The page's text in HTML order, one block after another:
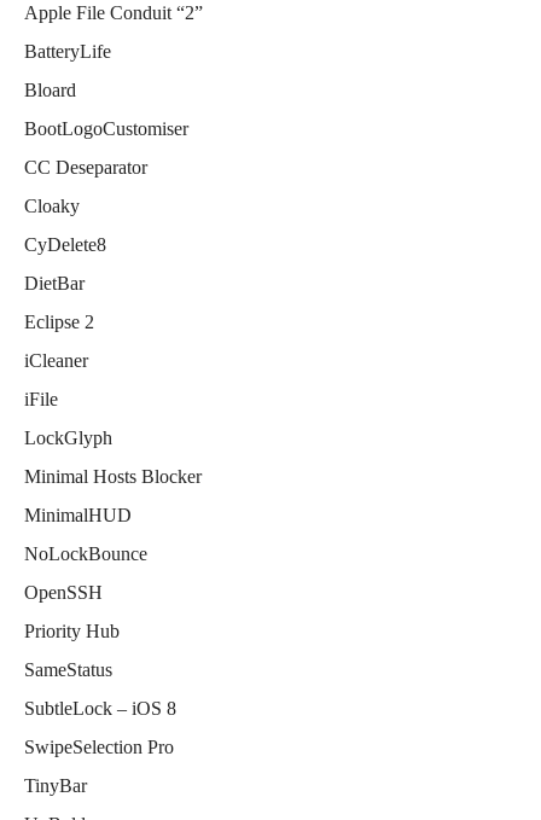
Apple File Conduit “2”
BatteryLife
Bloard
BootLogoCustomiser
CC Deseparator
Cloaky
CyDelete8
DietBar
Eclipse 2
iCleaner
iFile
LockGlyph
Minimal Hosts Blocker
MinimalHUD
NoLockBounce
OpenSSH
Priority Hub
SameStatus
SubtleLock – iOS 8
SwipeSelection Pro
TinyBar